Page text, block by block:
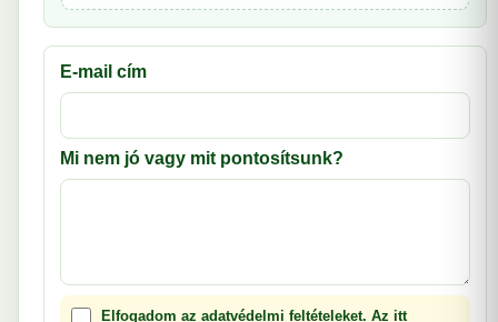
E-mail cím
Mi nem jó vagy mit pontosítsunk?
Elfogadom az adatvédelmi feltételeket. Az itt